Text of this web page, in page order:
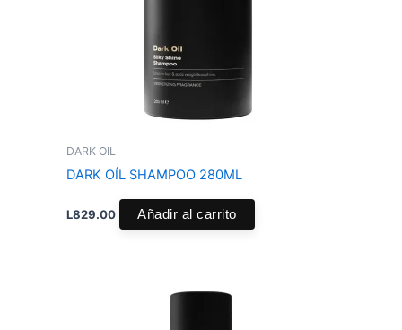
DARK OIL
DARK OÍL SHAMPOO 280ML
L829.00 Añadir al carrito